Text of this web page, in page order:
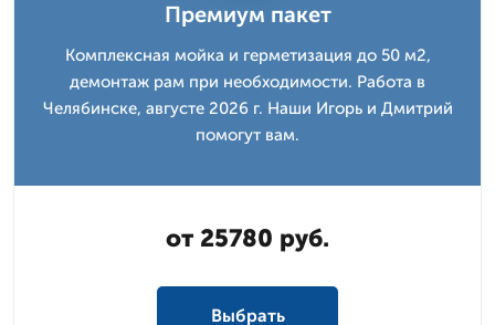
Премиум пакет
Комплексная мойка и герметизация до 50 м2,
демонтаж рам при необходимости. Работа в
Челябинске, августе 2026 г. Наши Игорь и Дмитpий
помогут вам.
от 25780 руб.
Выбрать